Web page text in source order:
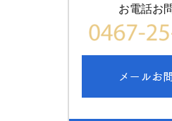
お電話お